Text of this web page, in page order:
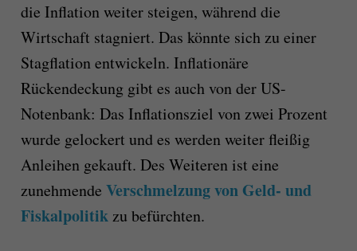
die Inflation weiter steigen, während die
Wirtschaft stagniert. Das könnte sich zu einer
Stagflation entwickeln. Inflationäre
Rückendeckung gibt es auch von der US-
Notenbank: Das Inflationsziel von zwei Prozent
wurde gelockert und es werden weiter fleißig
Anleihen gekauft. Des Weiteren ist eine
zunehmende Verschmelzung von Geld- und
Fiskalpolitikzu befürchten.